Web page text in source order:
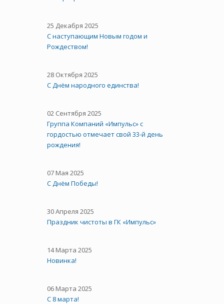
25 Декабря 2025
С наступающим Новым годом и
Рождеством!
28 Октября 2025
C Днём народного единства!
02 Сентября 2025
Группа Компаний «Импульс» с
гордостью отмечает свой 33-й день
рождения!
07 Мая 2025
С Днём Победы!
30 Апреля 2025
Праздник чистоты в ГК «Импульс»
14 Марта 2025
Новинка!
06 Марта 2025
С 8 марта!